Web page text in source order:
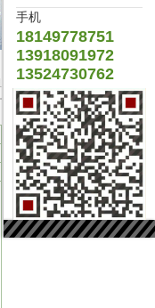
手机
18149778751
13918091972
13524730762